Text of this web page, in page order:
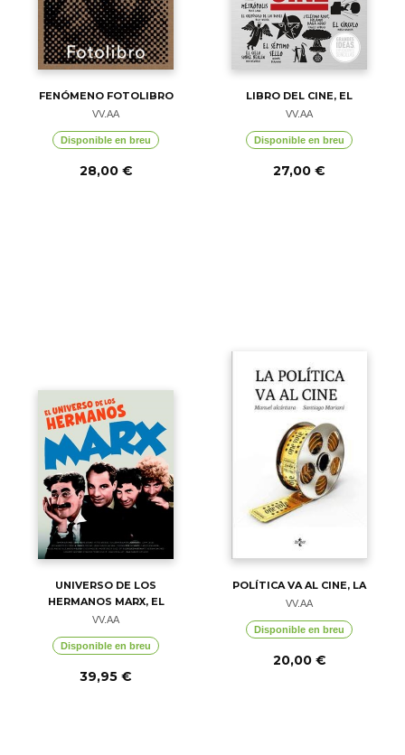
FENÓMENO FOTOLIBRO
VV.AA
Disponible en breu
28,00 €
LIBRO DEL CINE, EL
VV.AA
Disponible en breu
27,00 €
UNIVERSO DE LOS
HERMANOS MARX, EL
VV.AA
Disponible en breu
39,95 €
POLÍTICA VA AL CINE, LA
VV.AA
Disponible en breu
20,00 €